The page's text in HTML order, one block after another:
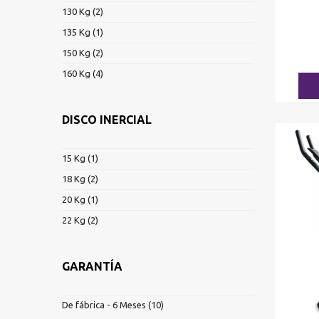
130 Kg (2)
135 Kg (1)
150 Kg (2)
160 Kg (4)
DISCO INERCIAL
15 Kg (1)
18 Kg (2)
20 Kg (1)
22 Kg (2)
GARANTÍA
De fábrica - 6 Meses (10)